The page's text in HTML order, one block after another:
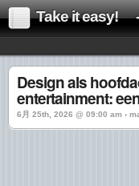
Take it easy! -
Design als
entertainment:
6月 25th, 2026 @ 09:00 am ›